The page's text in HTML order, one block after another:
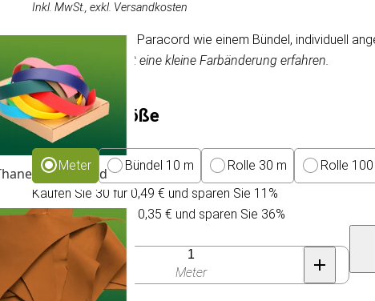
& Gurtband
Inkl. MwSt., exkl. Versandkosten
Wir liefern unseren Paracord wie einem Bündel, individuell
Dieses Produkt hat eine kleine Farbänderung erfahren.
Packungsgröße
Meter Bündel 10 m Rolle 30 m
Rolle
Kaufen Sie 30 für 0,49 € und sparen Sie 11%
Kaufen Sie 300 für 0,35 € und sparen Sie 36%
Anzahl
Meter